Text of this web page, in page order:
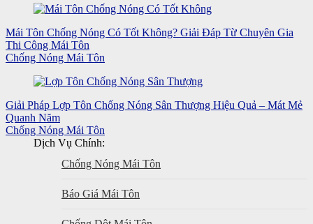
Mái Tôn Chống Nóng Có Tốt Không? Giải Đáp Từ Chuyên Gia
Thi Công Mái Tôn
Chống Nóng Mái Tôn
Giải Pháp Lợp Tôn Chống Nóng Sân Thượng Hiệu Quả – Mát Mẻ
Quanh Năm
Chống Nóng Mái Tôn
Dịch Vụ Chính:
Chống Nóng Mái Tôn
Báo Giá Mái Tôn